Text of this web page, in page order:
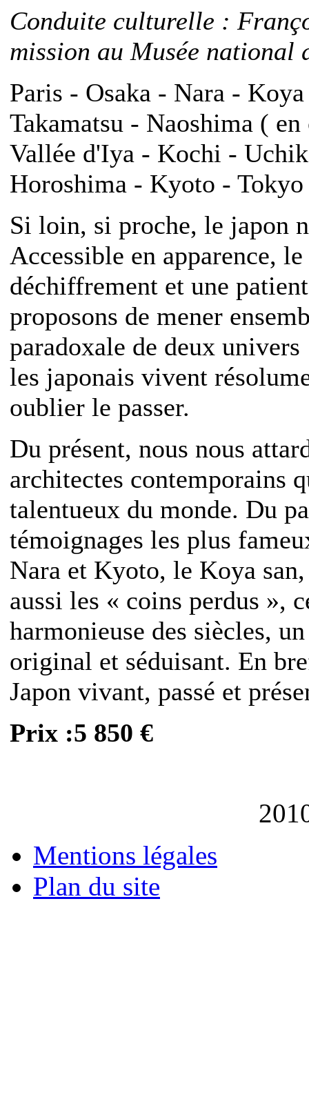
Conduite culturelle :
mission au Musée national
Paris - Osaka - Nara -
Takamatsu - Naoshima (
Vallée d'Iya - Kochi -
Horoshima - Kyoto -
Si loin, si proche, le japon
Accessible en apparence,
déchiffrement et une
proposons de mener
paradoxale de deux
les japonais vivent
oublier le passer.
Du présent, nous nous
architectes contemporains
talentueux du monde. Du
témoignages les plus
Nara et Kyoto, le Koya
aussi les « coins perdus »,
harmonieuse des siècles,
original et séduisant. En
Japon vivant, passé et
Prix :5 850 €
Mentions légales
Plan du site